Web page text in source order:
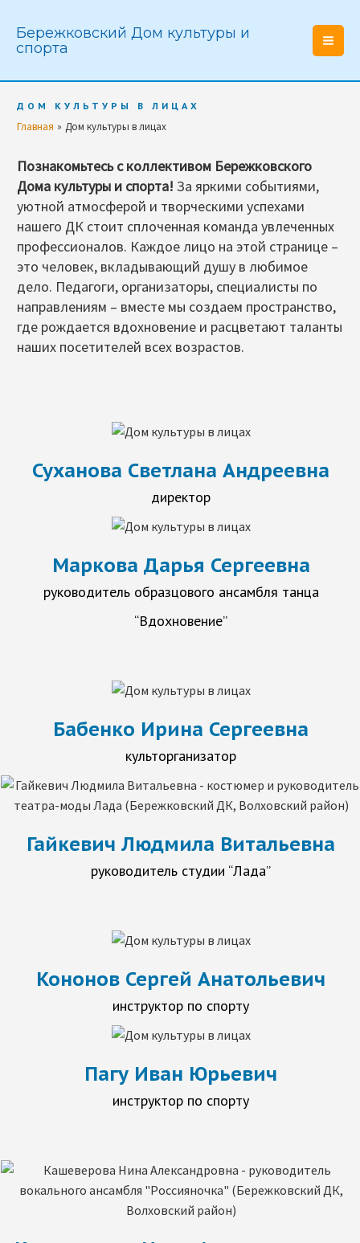
содержимому
Бережковский Дом культуры и
спорта
Main
ДОМ КУЛЬТУРЫ В ЛИЦАХ
Главная Дом культуры в лицах
Познакомьтесь с коллективом Бережковского
Дома культуры и спорта! За яркими событиями,
уютной атмосферой и творческими успехами
нашего ДК стоит сплоченная команда увлеченных
профессионалов. Каждое лицо на этой странице –
это человек, вкладывающий душу в любимое
дело. Педагоги, организаторы, специалисты по
направлениям – вместе мы создаем пространство,
где рождается вдохновение и расцветают таланты
наших посетителей всех возрастов.
Суханова Светлана Андреевна
директор
Маркова Дарья Сергеевна
руководитель образцового ансамбля танца
“Вдохновение”
Бабенко Ирина Сергеевна
культорганизатор
Гайкевич Людмила Витальевна
руководитель студии “Лада”
Кононов Сергей Анатольевич
инструктор по спорту
Пагу Иван Юрьевич
инструктор по спорту